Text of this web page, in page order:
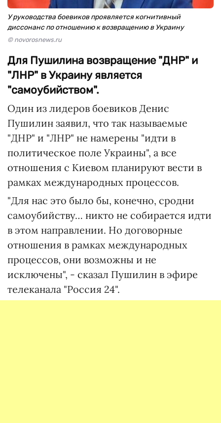
У руководства боевиков проявляется когнитивный
диссонанс по отношению к возвращению в Украину
© novorosnews.ru
Для Пушилина возвращение "ДНР" и
"ЛНР" в Украину является
"самоубийством".
Один из лидеров боевиков Денис
Пушилин заявил, что так называемые
"ДНР" и "ЛНР" не намерены "идти в
политическое поле Украины", а все
отношения с Киевом планируют вести в
рамках международных процессов.
"Для нас это было бы, конечно, сродни
самоубийству… никто не собирается идти
в этом направлении. Но договорные
отношения в рамках международных
процессов, они возможны и не
исключены", - сказал Пушилин в эфире
телеканала "Россия 24".